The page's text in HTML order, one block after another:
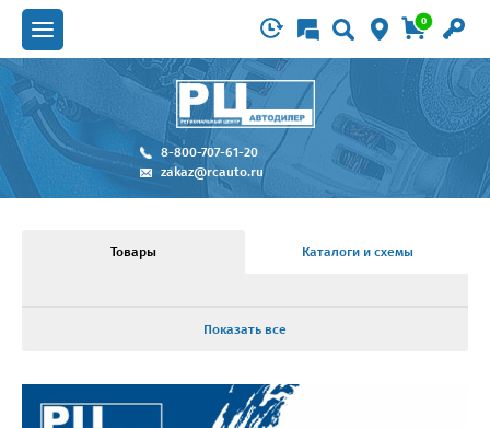
0
8-800-707-61-20
zakaz@rcauto.ru
Товары Каталоги и схемы
Показать все